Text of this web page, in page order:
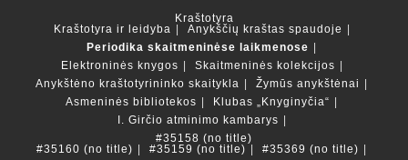
Kraštotyra
Kraštotyra ir leidyba
Anykščių kraštas spaudoje
Periodika skaitmeninėse laikmenose
Elektroninės knygos
Skaitmeninės kolekcijos
Anykštėno kraštotyrininko skaitykla
Žymūs anykštėnai
Asmeninės bibliotekos
Klubas „Knyginyčia“
I. Girčio atminimo kambarys
#35158 (no title)
#35160 (no title)
#35159 (no title) #35369 (no title)